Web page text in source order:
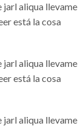
jarl aliqua llevame
está la cosa
jarl aliqua llevame
está la cosa
jarl aliqua llevame